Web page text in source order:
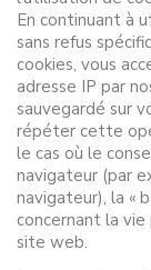
En continuant à
sans refus
cookies, vous
adresse IP par
sauvegardé sur
répéter cette
le cas où le
navigateur (par
navigateur), la «
concernant la
site web.